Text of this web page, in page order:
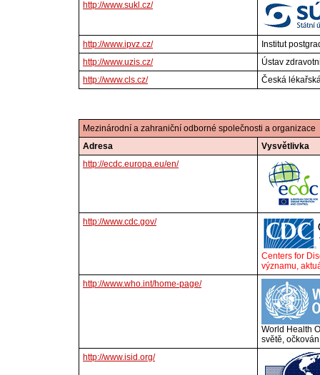
http://www.sukl.cz/
http://www.ipvz.cz/
Institut
http://www.uzis.cz/
Ústav
http://www.cls.cz/
Česká
Mezinárodní a zahraniční odborné společnosti a organizace
Adresa
Vysvětlivka
http://ecdc.europa.eu/en/
http://www.cdc.gov/
Centers for
významu,
http://www.who.int/home-page/
World Health
světě,
http://www.isid.org/